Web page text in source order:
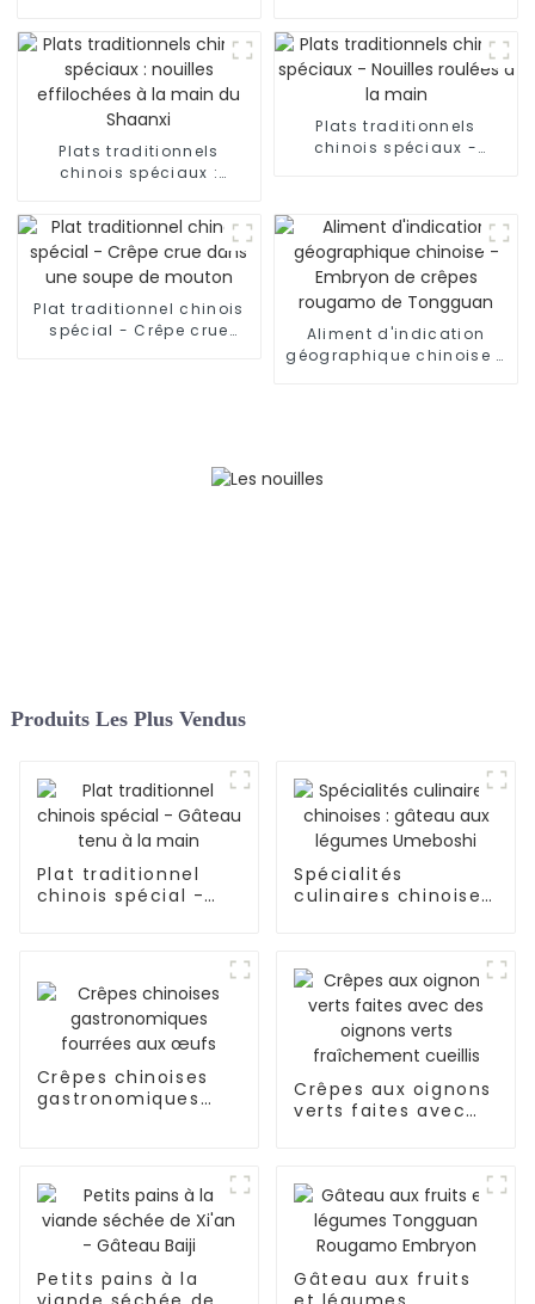
nouilles)
couteau
Plats traditionnels
chinois spéciaux :
main du Shaanxi
Plats traditionnels
chinois spéciaux -
Plat traditionnel chinois
spécial - Crêpe crue
Aliment d'indication
géographique chinoise -
Produits Les Plus Vendus
Plat traditionnel
chinois spécial -
Spécialités
culinaires chinoises
Crêpes chinoises
gastronomiques
Crêpes aux oignons
verts faites avec
Petits pains à la
Gâteau aux fruits